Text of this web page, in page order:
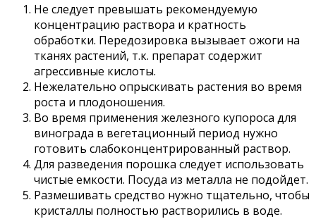
Не следует превышать рекомендуемую
концентрацию раствора и кратность
обработки. Передозировка вызывает ожоги на
тканях растений, т.к. препарат содержит
агрессивные кислоты.
Нежелательно опрыскивать растения во время
роста и плодоношения.
Во время применения железного купороса для
винограда в вегетационный период нужно
готовить слабоконцентрированный раствор.
Для разведения порошка следует использовать
чистые емкости. Посуда из металла не подойдет.
Размешивать средство нужно тщательно, чтобы
кристаллы полностью растворились в воде.